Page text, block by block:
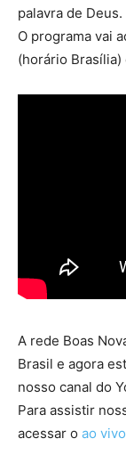
palavra de Deus.
O programa vai
(horário
A rede Boas
Brasil e agora
nosso canal do
Para assistir
acessar o ao vivo